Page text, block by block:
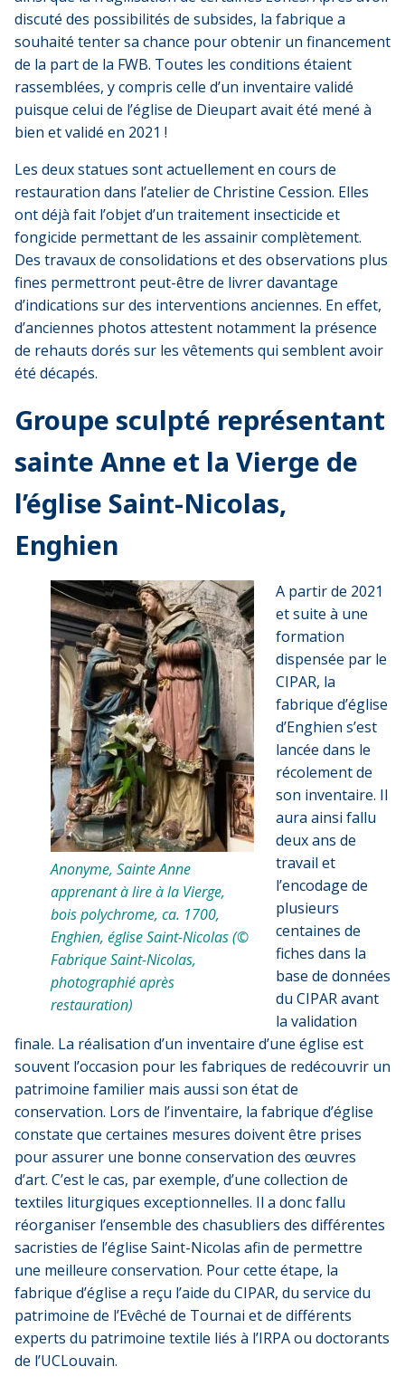
discuté des possibilités de subsides, la fabrique a
souhaité tenter sa chance pour obtenir un financement
de la part de la FWB. Toutes les conditions étaient
rassemblées, y compris celle d’un inventaire validé
puisque celui de l’église de Dieupart avait été mené à
bien et validé en 2021 !
Les deux statues sont actuellement en cours de
restauration dans l’atelier de Christine Cession. Elles
ont déjà fait l’objet d’un traitement insecticide et
fongicide permettant de les assainir complètement.
Des travaux de consolidations et des observations plus
fines permettront peut-être de livrer davantage
d’indications sur des interventions anciennes. En effet,
d’anciennes photos attestent notamment la présence
de rehauts dorés sur les vêtements qui semblent avoir
été décapés.
Groupe sculpté représentant
sainte Anne et la Vierge de
l’église Saint-Nicolas,
Enghien
Anonyme, Sainte Anne
apprenant à lire à la Vierge,
bois polychrome, ca. 1700,
Enghien, église Saint-Nicolas (©
Fabrique Saint-Nicolas,
photographié après
restauration)
A partir de 2021
et suite à une
formation
dispensée par le
CIPAR, la
fabrique d’église
d’Enghien s’est
lancée dans le
récolement de
son inventaire. Il
aura ainsi fallu
deux ans de
travail et
l’encodage de
plusieurs
centaines de
fiches dans la
base de données
du CIPAR avant
la validation
finale. La réalisation d’un inventaire d’une église est
souvent l’occasion pour les fabriques de redécouvrir un
patrimoine familier mais aussi son état de
conservation. Lors de l’inventaire, la fabrique d’église
constate que certaines mesures doivent être prises
pour assurer une bonne conservation des œuvres
d’art. C’est le cas, par exemple, d’une collection de
textiles liturgiques exceptionnelles. Il a donc fallu
réorganiser l’ensemble des chasubliers des différentes
sacristies de l’église Saint-Nicolas afin de permettre
une meilleure conservation. Pour cette étape, la
fabrique d’église a reçu l’aide du CIPAR, du service du
patrimoine de l’Evêché de Tournai et de différents
experts du patrimoine textile liés à l’IRPA ou doctorants
de l’UCLouvain.